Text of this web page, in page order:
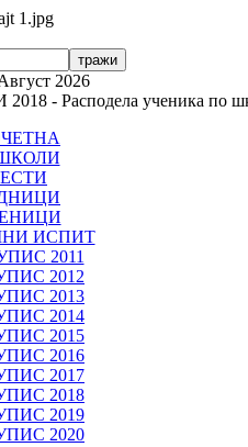
2026
2018 - Расподела ученика по
ИСПИТ
2011
2012
2013
2014
2015
2016
2017
2018
2019
2020